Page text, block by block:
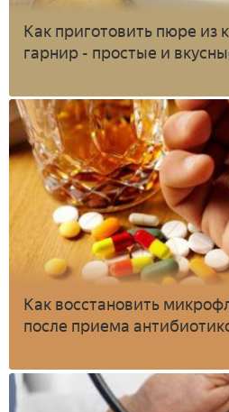
Как приготовить пюре из
гарнир - простые и
Как восстановить
после приема